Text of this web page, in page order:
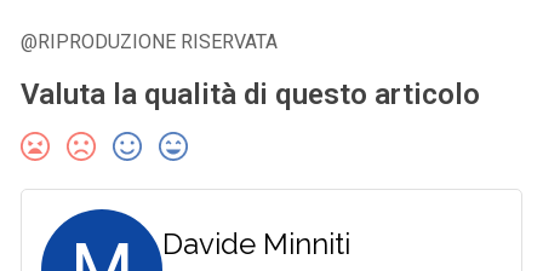
@RIPRODUZIONE RISERVATA
Valuta la qualità di questo articolo
Davide Minniti